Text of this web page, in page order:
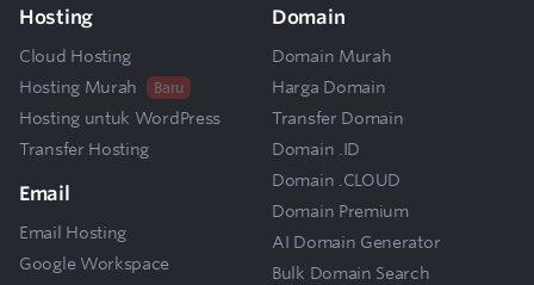
Hosting
Cloud Hosting
Hosting Murah
Baru
Hosting untuk WordPress
Transfer Hosting
Email
Email Hosting
Google Workspace
Domain
Domain Murah
Harga Domain
Transfer Domain
Domain .ID
Domain .CLOUD
Domain Premium
AI Domain Generator
Bulk Domain Search